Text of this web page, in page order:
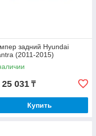
задний Hyundai
(2011-2015)
25 031 ₸
Купить